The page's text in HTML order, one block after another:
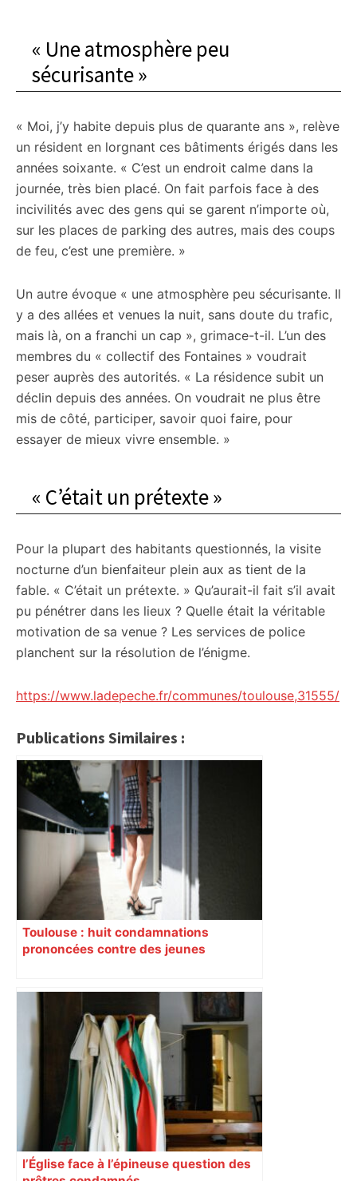
« Une atmosphère peu
sécurisante »
« Moi, j’y habite depuis plus de quarante ans », relève
un résident en lorgnant ces bâtiments érigés dans les
années soixante. « C’est un endroit calme dans la
journée, très bien placé. On fait parfois face à des
incivilités avec des gens qui se garent n’importe où,
sur les places de parking des autres, mais des coups
de feu, c’est une première. »
Un autre évoque « une atmosphère peu sécurisante. Il
y a des allées et venues la nuit, sans doute du trafic,
mais là, on a franchi un cap », grimace-t-il. L’un des
membres du « collectif des Fontaines » voudrait
peser auprès des autorités. « La résidence subit un
déclin depuis des années. On voudrait ne plus être
mis de côté, participer, savoir quoi faire, pour
essayer de mieux vivre ensemble. »
« C’était un prétexte »
Pour la plupart des habitants questionnés, la visite
nocturne d’un bienfaiteur plein aux as tient de la
fable. « C’était un prétexte. » Qu’aurait-il fait s’il avait
pu pénétrer dans les lieux ? Quelle était la véritable
motivation de sa venue ? Les services de police
planchent sur la résolution de l’énigme.
https://www.ladepeche.fr/communes/toulouse,31555/
Publications Similaires :
Toulouse : huit condamnations
prononcées contre des jeunes
l’Église face à l’épineuse question des